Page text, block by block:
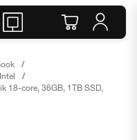
18-core, 36GB, 1TB SSD,